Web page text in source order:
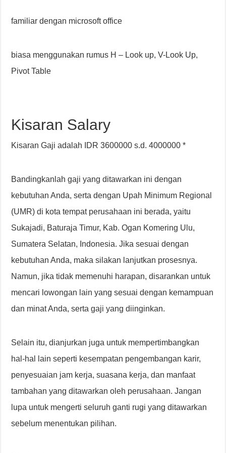
familiar dengan microsoft office
biasa menggunakan rumus H – Look up, V-Look Up,
Pivot Table
Kisaran Salary
Kisaran Gaji adalah IDR 3600000 s.d. 4000000 *
Bandingkanlah gaji yang ditawarkan ini dengan
kebutuhan Anda, serta dengan Upah Minimum Regional
(UMR) di kota tempat perusahaan ini berada, yaitu
Sukajadi, Baturaja Timur, Kab. Ogan Komering Ulu,
Sumatera Selatan, Indonesia. Jika sesuai dengan
kebutuhan Anda, maka silakan lanjutkan prosesnya.
Namun, jika tidak memenuhi harapan, disarankan untuk
mencari lowongan lain yang sesuai dengan kemampuan
dan minat Anda, serta gaji yang diinginkan.
Selain itu, dianjurkan juga untuk mempertimbangkan
hal-hal lain seperti kesempatan pengembangan karir,
penyesuaian jam kerja, suasana kerja, dan manfaat
tambahan yang ditawarkan oleh perusahaan. Jangan
lupa untuk mengerti seluruh ganti rugi yang ditawarkan
sebelum menentukan pilihan.